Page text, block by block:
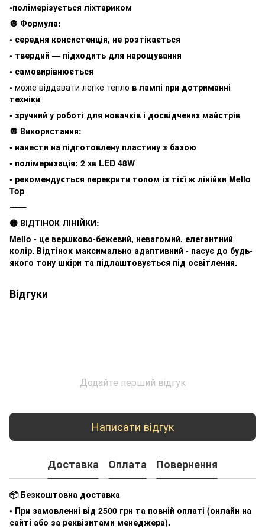
•полімерізується ліхтариком
🔘 Формула:
• середня консистенція, не розтікається
• твердий — підходить для нарощування
• самовирівнюється
• може віддавати легке тепло в лампі при дотриманні
техніки
• зручний у роботі для новачків і досвідчених майстрів
🔘 Використання:
• нанести на підготовлену пластину з базою
• полімеризація: 2 хв LED 48W
• рекомендується перекрити топом із тієї ж лінійки Mello
Top
⸻
🟡 ВІДТІНОК ЛІНІЙКИ:
Mello - це вершково-бежевий, невагомий, елегантний
колір. Відтінок максимально адаптивний - пасує до будь-
якого тону шкіри та підлаштовується під освітлення.
Відгуки
Додайте перший відгук
Написати відгук
Доставка Оплата Повернення
📦 Безкоштовна доставка
• При замовленні від 2500 грн та повній оплаті (онлайн на
сайті або за реквізитами менеджера).